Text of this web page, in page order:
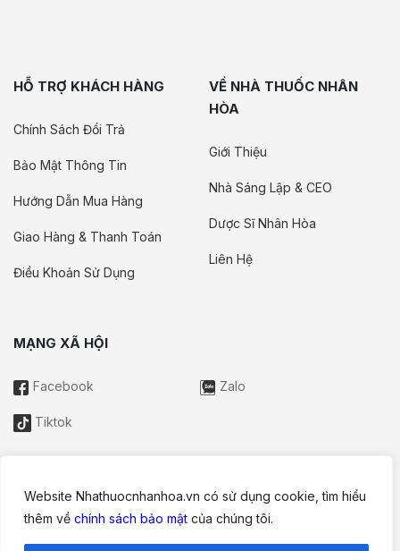
Website Nhathuocnhanhoa.vn có sử dụng cookie, tìm hiểu
thêm về chính sách bảo mật của chúng tôi.
HỖ TRỢ KHÁCH HÀNG
Chính Sách Đổi Trả
Bảo Mật Thông Tin
Hướng Dẫn Mua Hàng
Giao Hàng & Thanh Toán
Điều Khoản Sử Dụng
VỀ NHÀ THUỐC NHÂN
HÒA
Giới Thiệu
Nhà Sáng Lập & CEO
Dược Sĩ Nhân Hòa
Liên Hệ
MẠNG XÃ HỘI
Facebook Zalo
Tiktok
Thông tin trên website này chỉ mang tính chất nội bộ tham khảo;